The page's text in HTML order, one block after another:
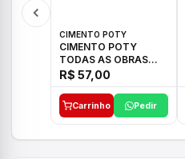
CIMENTO POTY
CIMENTO POTY
TODAS AS OBRAS
50KG CP-II F/32
R$ 57,00
Carrinho Pedir